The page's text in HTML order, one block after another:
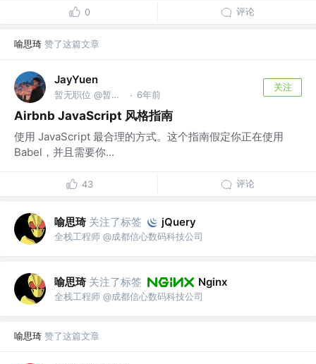
0 评论
喻思琦 赞了这篇文章
JayYuen
暂无职位 @暂无公司 · 6年前
关注
Airbnb JavaScript 风格指南
使用 JavaScript 最合理的方式。这个指南假定你正在使用
Babel，并且需要你...
43 评论
喻思琦 关注了标签 jQuery
全栈工程师 @成都信心数码科技公司
喻思琦 关注了标签 Nginx
全栈工程师 @成都信心数码科技公司
喻思琦 赞了这篇文章